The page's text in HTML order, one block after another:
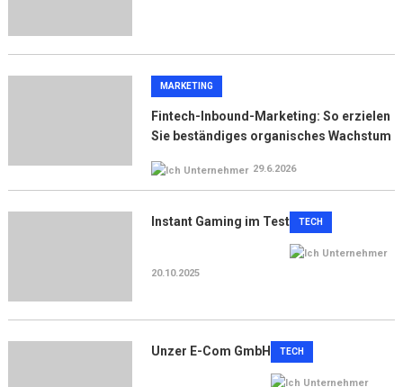
MARKETING
Fintech-Inbound-Marketing: So erzielen
Sie beständiges organisches Wachstum
29.6.2026
TECH
Instant Gaming im Test
20.10.2025
TECH
Unzer E-Com GmbH